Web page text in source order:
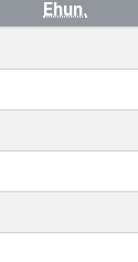
Ehun.